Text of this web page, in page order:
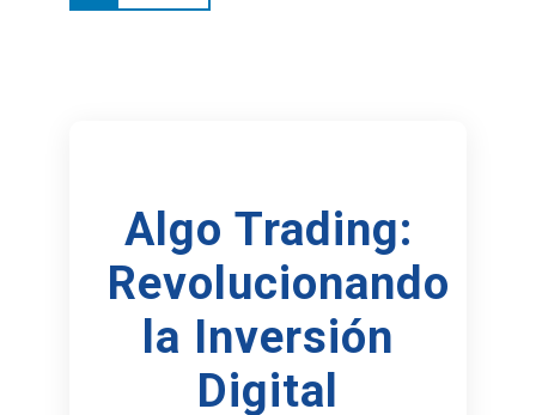
Algo Trading:
Revolucionando
la Inversión
Digital